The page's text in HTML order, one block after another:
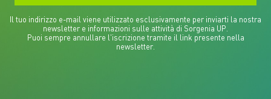
Il tuo indirizzo e-mail viene utilizzato esclusivamente per inviarti la nostra
newsletter e informazioni sulle attività di Sorgenia UP.
Puoi sempre annullare l'iscrizione tramite il link presente nella
newsletter.